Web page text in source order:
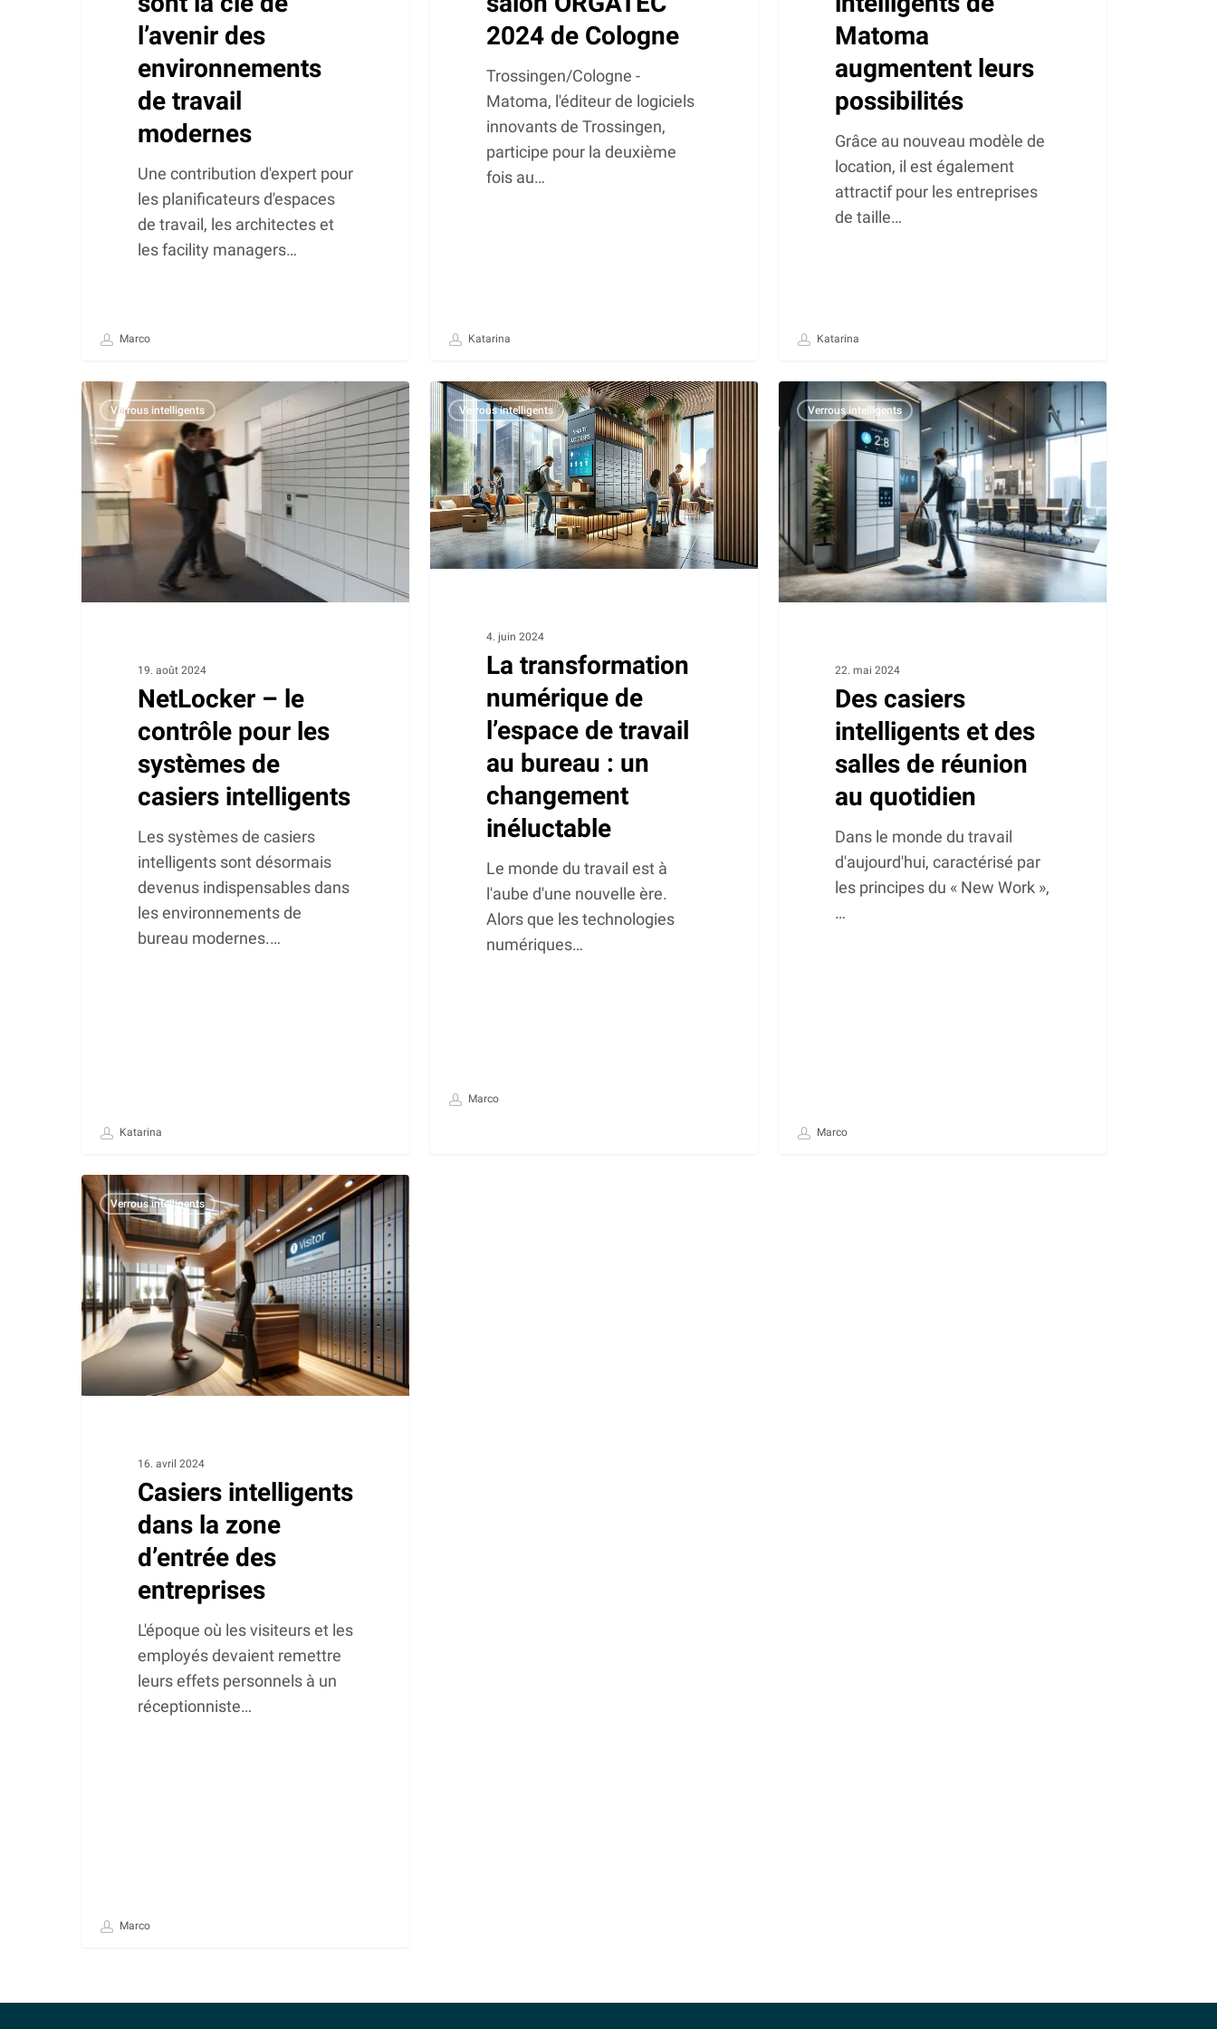
l’avenir des
environnements
de travail
modernes
Une contribution d'expert pour
les planificateurs d'espaces
de travail, les architectes et
les facility managers…
Marco
2024 de Cologne
Trossingen/Cologne -
Matoma, l'éditeur de logiciels
innovants de Trossingen,
participe pour la deuxième
fois au…
Katarina
Matoma
augmentent leurs
possibilités
Grâce au nouveau modèle de
location, il est également
attractif pour les entreprises
de taille…
Katarina
NetLocker
–
le
contrôle
pour
les
systèmes
Verrous intelligents
19. août 2024
NetLocker – le
contrôle pour les
systèmes de
casiers intelligents
Les systèmes de casiers
intelligents sont désormais
devenus indispensables dans
les environnements de
bureau modernes.…
Katarina
La
transformation
numérique
de
l’espace
de
travail
au
changement
inéluctable
Verrous intelligents
4. juin 2024
La transformation
numérique de
l’espace de travail
au bureau : un
changement
inéluctable
Le monde du travail est à
l'aube d'une nouvelle ère.
Alors que les technologies
numériques…
Marco
Des
casiers
intelligents
et
salles
de
réunion
au
Verrous intelligents
22. mai 2024
Des casiers
intelligents et des
salles de réunion
au quotidien
Dans le monde du travail
d'aujourd'hui, caractérisé par
les principes du « New Work »,
…
Marco
Casiers
intelligents
dans
la
zone
d’entrée
des
entreprises
Verrous intelligents
16. avril 2024
Casiers intelligents
dans la zone
d’entrée des
entreprises
L'époque où les visiteurs et les
employés devaient remettre
leurs effets personnels à un
réceptionniste…
Marco